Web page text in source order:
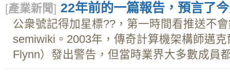
[產業新聞] 22年前的一篇報告，預言了
公衆號記得加星標??，第一時間看推送不
semiwiki。2003年，傳奇計算機架構師邁克
Flynn）發出警告，但當時業界大多數成員